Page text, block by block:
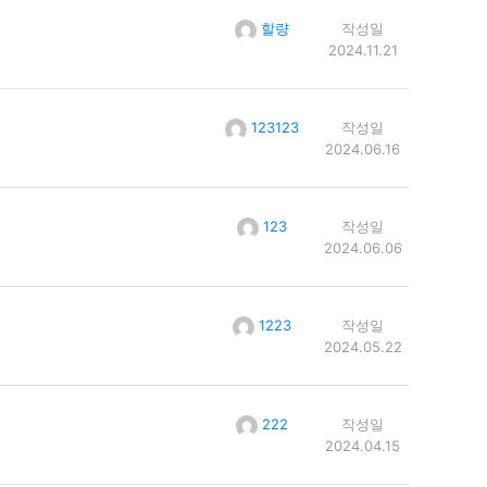
할량
작성일
2024.11.21
123123
작성일
2024.06.16
123
작성일
2024.06.06
1223
작성일
2024.05.22
222
작성일
2024.04.15